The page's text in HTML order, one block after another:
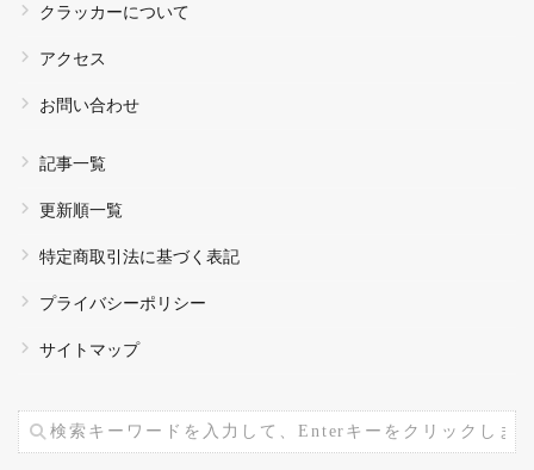
クラッカーについて
アクセス
お問い合わせ
記事一覧
更新順一覧
特定商取引法に基づく表記
プライバシーポリシー
サイトマップ